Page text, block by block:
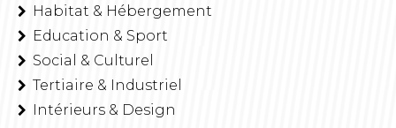
Habitat & Hébergement
Education & Sport
Social & Culturel
Tertiaire & Industriel
Intérieurs & Design